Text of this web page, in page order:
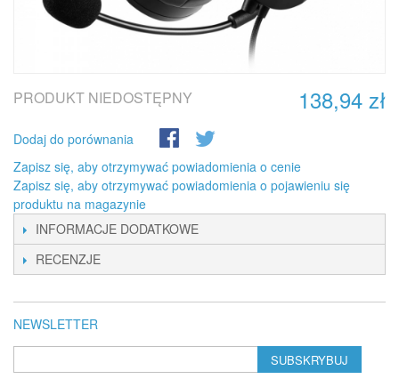
138,94 zł
PRODUKT NIEDOSTĘPNY
Dodaj do porównania
Zapisz się, aby otrzymywać powiadomienia o cenie
Zapisz się, aby otrzymywać powiadomienia o pojawieniu się
produktu na magazynie
INFORMACJE DODATKOWE
RECENZJE
NEWSLETTER
SUBSKRYBUJ